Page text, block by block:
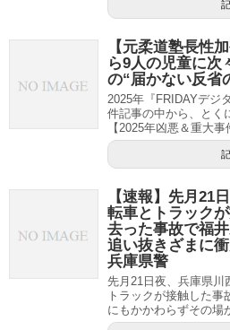
【元柔道塾長性
ら9人の児童に次
の“届かない反省
2025年『FRIDAYデジ
件記事の中から、とく
【2025年凶悪＆重大
【速報】先月21
転車とトラック
去った事故で福
追い抜きざまに
兵庫県警
先月21日夜、兵庫県川
トラックが接触した
にもかかわらずその場